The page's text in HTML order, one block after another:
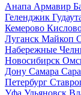
Анапа Армавир
Геленджик
Кемерово
Луганск Майкоп
Набережные
Новосибирск
Дону Самара
Петербург
Уфа Ульяновск